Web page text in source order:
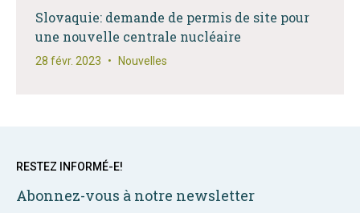
Slovaquie: demande de permis de site pour
une nouvelle centrale nucléaire
28 févr. 2023 • Nouvelles
RESTEZ INFORMÉ-E!
Abonnez-vous à notre newsletter